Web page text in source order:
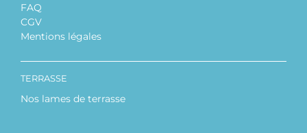
FAQ
CGV
Mentions légales
TERRASSE
Nos lames de terrasse